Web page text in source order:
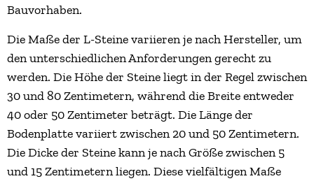
Bauvorhaben.
Die Maße der L-Steine variieren je nach Hersteller, um
den unterschiedlichen Anforderungen gerecht zu
werden. Die Höhe der Steine liegt in der Regel zwischen
30 und 80 Zentimetern, während die Breite entweder
40 oder 50 Zentimeter beträgt. Die Länge der
Bodenplatte variiert zwischen 20 und 50 Zentimetern.
Die Dicke der Steine kann je nach Größe zwischen 5
und 15 Zentimetern liegen. Diese vielfältigen Maße